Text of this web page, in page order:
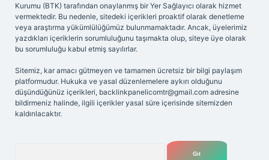
Kurumu (BTK) tarafından onaylanmış bir Yer Sağlayıcı olarak hizmet
vermektedir. Bu nedenle, sitedeki içerikleri proaktif olarak denetleme
veya araştırma yükümlülüğümüz bulunmamaktadır. Ancak, üyelerimiz
yazdıkları içeriklerin sorumluluğunu taşımakta olup, siteye üye olarak
bu sorumluluğu kabul etmiş sayılırlar.
Sitemiz, kar amacı gütmeyen ve tamamen ücretsiz bir bilgi paylaşım
platformudur. Hukuka ve yasal düzenlemelere aykırı olduğunu
düşündüğünüz içerikleri, backlinkpanelicomtr@gmail.com adresine
bildirmeniz halinde, ilgili içerikler yasal süre içerisinde sitemizden
kaldırılacaktır.